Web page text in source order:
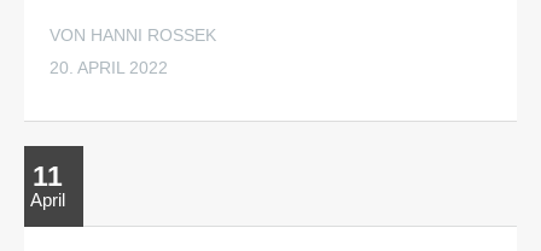
VON HANNI ROSSEK
20. APRIL 2022
11
April